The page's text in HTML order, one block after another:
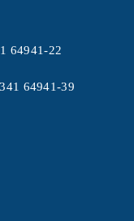
64941-22
64941-39